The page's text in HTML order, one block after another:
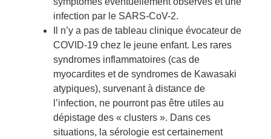
infection par le SARS-CoV-2.
Il n’y a pas de tableau clinique évocateur de
COVID-19 chez le jeune enfant. Les rares
syndromes inflammatoires (cas de
myocardites et de syndromes de Kawasaki
atypiques), survenant à distance de
l’infection, ne pourront pas être utiles au
dépistage des « clusters ». Dans ces
situations, la sérologie est certainement